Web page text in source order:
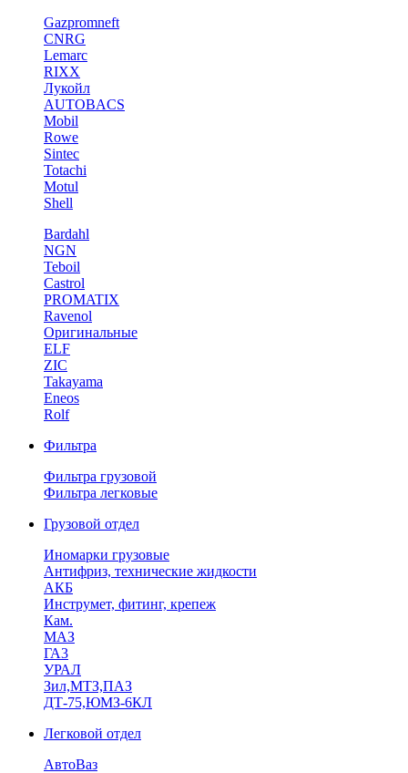
Gazpromneft
CNRG
Lemarc
RIXX
Лукойл
AUTOBACS
Mobil
Rowe
Sintec
Totachi
Motul
Shell
Bardahl
NGN
Teboil
Castrol
PROMATIX
Ravenol
Оригинальные
ELF
ZIC
Takayama
Eneos
Rolf
Фильтра
Фильтра грузовой
Фильтра легковые
Грузовой отдел
Иномарки грузовые
Антифриз, технические жидкости
АКБ
Инструмет, фитинг, крепеж
Кам.
МАЗ
ГА3
УРАЛ
Зил,МТЗ,ПАЗ
ДТ-75,ЮМЗ-6КЛ
Легковой отдел
АвтоВаз